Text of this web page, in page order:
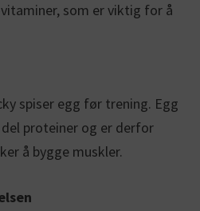
som er viktig for å
spiser egg før trening. Egg
proteiner og er derfor
å bygge muskler.